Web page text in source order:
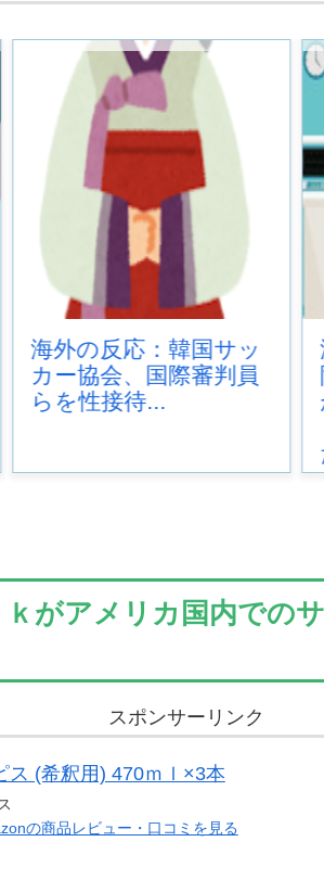
海外の反応：熊本の病
院で手術中に熊本地震
が発生、大揺れの中で
ｋがアメリカ国内での
スポンサーリンク
ス (希釈用) 470ｍｌ×3本
の商品レビュー・口コミを見る